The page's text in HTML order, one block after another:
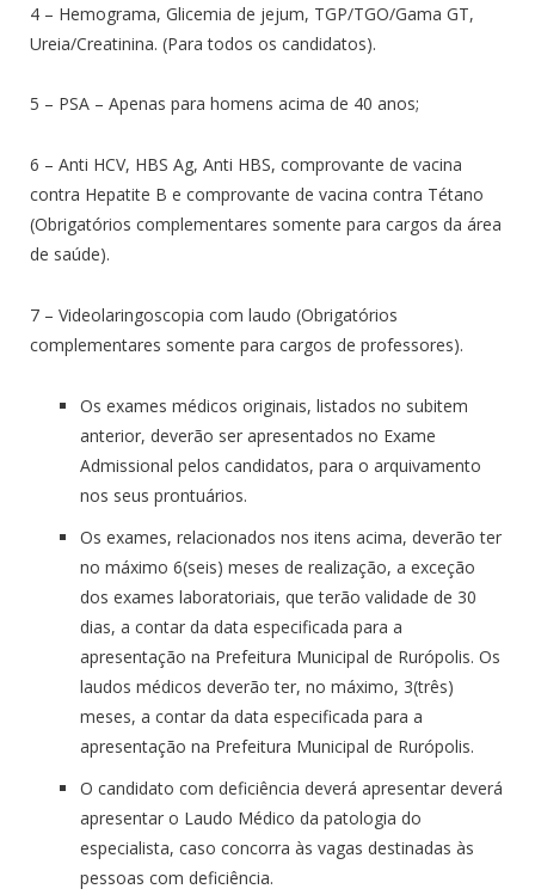
4 – Hemograma, Glicemia de jejum, TGP/TGO/Gama GT,
Ureia/Creatinina. (Para todos os candidatos).
5 – PSA – Apenas para homens acima de 40 anos;
6 – Anti HCV, HBS Ag, Anti HBS, comprovante de vacina
contra Hepatite B e comprovante de vacina contra Tétano
(Obrigatórios complementares somente para cargos da área
de saúde).
7 – Videolaringoscopia com laudo (Obrigatórios
complementares somente para cargos de professores).
Os exames médicos originais, listados no subitem
anterior, deverão ser apresentados no Exame
Admissional pelos candidatos, para o arquivamento
nos seus prontuários.
Os exames, relacionados nos itens acima, deverão ter
no máximo 6(seis) meses de realização, a exceção
dos exames laboratoriais, que terão validade de 30
dias, a contar da data especificada para a
apresentação na Prefeitura Municipal de Rurópolis. Os
laudos médicos deverão ter, no máximo, 3(três)
meses, a contar da data especificada para a
apresentação na Prefeitura Municipal de Rurópolis.
O candidato com deficiência deverá apresentar deverá
apresentar o Laudo Médico da patologia do
especialista, caso concorra às vagas destinadas às
pessoas com deficiência.